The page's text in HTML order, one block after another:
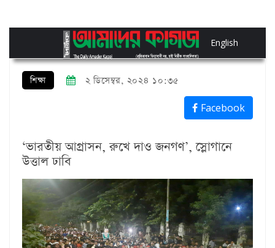
English
শিক্ষা ২ ডিসেম্বর, ২০২৪ ১০:৩৫
Facebook
‘ভারতীয় আগ্রাসন, রুখে দাও জনগণ’, স্লোগানে
উত্তাল ঢাবি